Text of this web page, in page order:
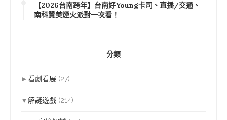
【2026台南跨年】台南好Young卡司、直播/交通、
南科贊美煙火派對一次看！
分類
►看劇看展 (27)
▼解謎遊戲 (214)